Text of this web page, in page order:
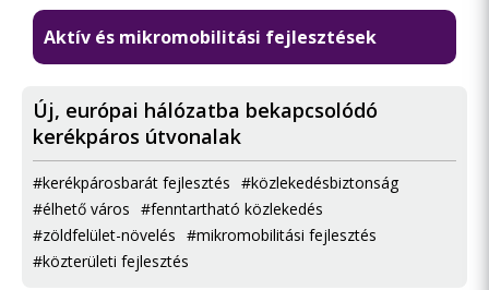
Aktív és mikromobilitási fejlesztések
Új, európai hálózatba bekapcsolódó
kerékpáros útvonalak
#kerékpárosbarát fejlesztés #közlekedésbiztonság
#élhető város #fenntartható közlekedés
#zöldfelület-növelés #mikromobilitási fejlesztés
#közterületi fejlesztés